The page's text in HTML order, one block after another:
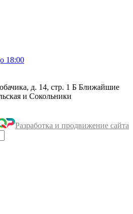
18:00
д. 14, стр. 1 Б Ближайшие
и Сокольники
Разработка и продвижение сайта